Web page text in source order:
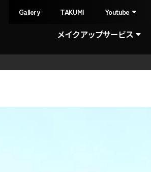
Gallery TAKUMI Youtube
メイクアップサービス